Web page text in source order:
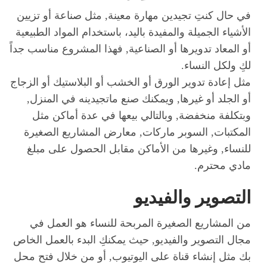
في حال كنتِ تجيدين مهارة معينة, مثل صناعة أو تزيين
الأشياء الجميلة والمفيدة باليد، باستخدام المواد الطبيعية
أو المعاد تدويرها أو الصناعية, فهذا المشروع مناسب جداً
لكِ ولكل النساء.
مثل إعادة تدوير الورق أو الخشب أو البلاستيك أو الزجاج
أو الجلد أو غيرها, ويمكنك صنع ماتجيدينه في المنزل,
وبتكلفة منخفضة, وبالتالي بيعها في عدة أماكن مثل
المكتبات, السوبر ماركات, معارض المشاريع الصغيرة
للنساء, وغيرها من الأماكن مقابل الحصول على مبلغ
مادي محترم.
التصوير والفيديو
من المشاريع الصغيرة المربحة للنساء هو العمل في
مجال التصوير والفيديو, حيث يمكنكِ البدء بالعمل الخاص
بك مثل إنشاء قناة على اليوتيوب, أو من خلال فتح محل